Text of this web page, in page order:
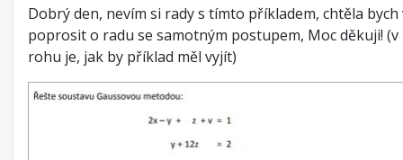
Dobrý den, nevím si rady s tímto příkladem, chtěla bych
poprosit o radu se samotným postupem, Moc děkuji! (v
rohu je, jak by příklad měl vyjít)